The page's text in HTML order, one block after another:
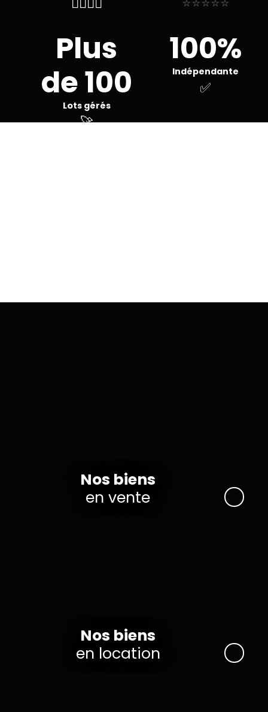
Plus
de 100
Lots gérés
🚀
100%
Indépendante
✅
Nos biens
en vente
Nos biens
en location